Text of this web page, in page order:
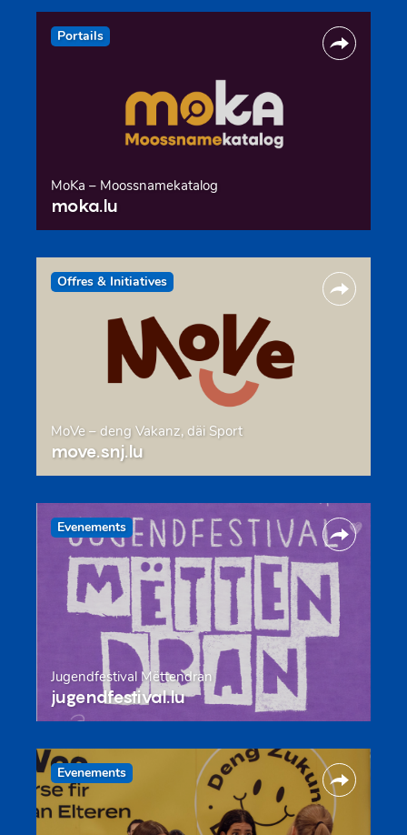
Portails
MoKa – Moossnamekatalog
moka.lu
Offres & Initiatives
MoVe – deng Vakanz, däi Sport
move.snj.lu
Evenements
Jugendfestival Mëttendran
jugendfestival.lu
Evenements